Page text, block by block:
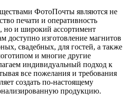
ФотоПочты являются не
печати и оперативность
но и широкий ассортимент
доступно изготовление магнитов
свадебных, для гостей, а также
и многие другие
индивидуальный подход к
все пожелания и требования
создать по-настоящему
продукцию.